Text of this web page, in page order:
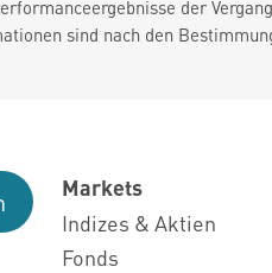
der
sind nach den
Markets
Indizes & Aktien
Fonds